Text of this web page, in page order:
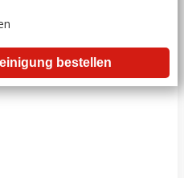
bestellen